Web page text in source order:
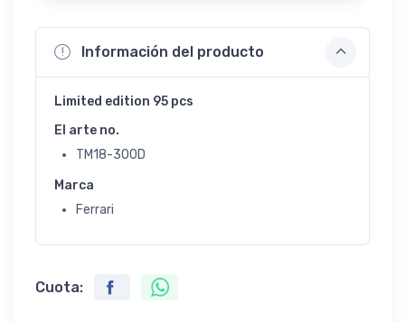
Información del producto
Limited edition 95 pcs
El arte no.
TM18-300D
Marca
Ferrari
Cuota: